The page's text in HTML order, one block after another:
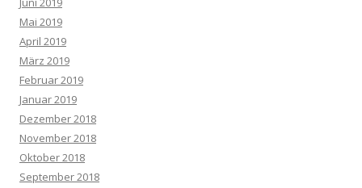
Mai 2019
April 2019
März 2019
Februar 2019
Januar 2019
Dezember 2018
November 2018
Oktober 2018
September 2018